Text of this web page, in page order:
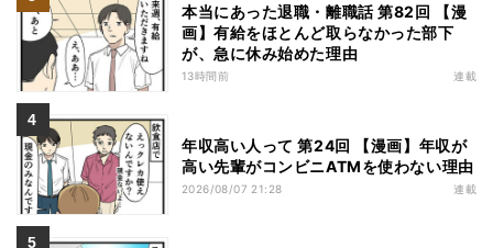
本当にあった退職・離職話 第82回 【漫
画】有給をほとんど取らなかった部下
が、急に休み始めた理由
13時間前 連載
年収高い人って 第24回 【漫画】年収が
高い先輩がコンビニATMを使わない理由
2026/08/07 21:28 連載